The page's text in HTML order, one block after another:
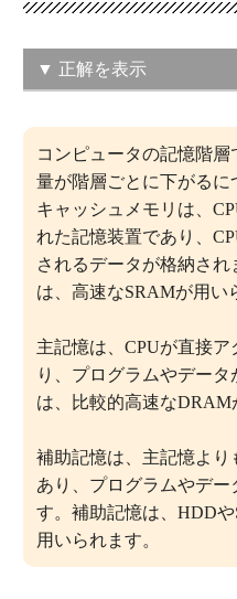
▼ 正解を表示
主記憶：
この問題の正解率： 33.6％
コンピュータの記憶階
量が階層ごとに下がるに
キャッシュメモリは、
れた記憶装置であり、
されるデータが格納され
は、高速なSRAMが用い
主記憶は、CPUが直接
り、プログラムやデー
は、比較的高速なDRAM
補助記憶は、主記憶よ
あり、プログラムやデー
す。補助記憶は、HDD
用いられます。